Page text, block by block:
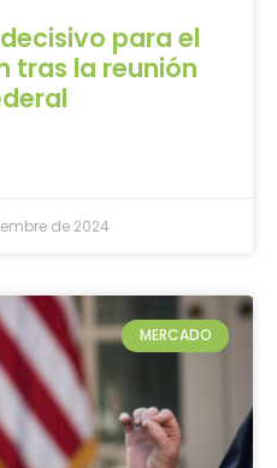
para el
tras la reunión
de 2024
MERCADO